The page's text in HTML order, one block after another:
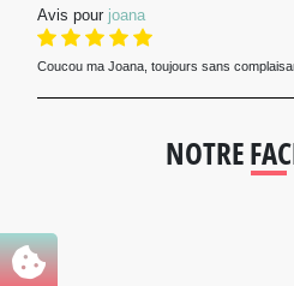
Avis pour joana
Coucou ma Joana, toujours sans
NOTRE